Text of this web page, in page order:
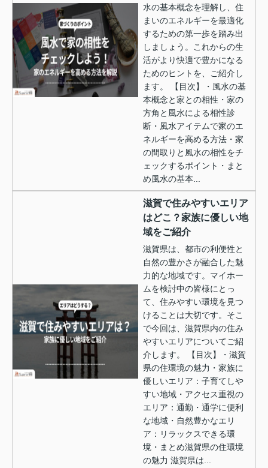
水の基本概念を理解し、住
まいのエネルギーを最適化
するための第一歩を踏み出
しましょう。これからの生
活がより快適で豊かになる
ためのヒントを、ご紹介し
ます。 【目次】・風水の基
本概念と家との相性・家の
方角と風水による相性診
断・風水アイテムで家のエ
ネルギーを高める方法・家
の間取りと風水の相性をチ
ェックするポイント・まと
め風水の基本...
滋賀で住みやすいエリア
はどこ？家族に優しい地
域をご紹介
滋賀県は、都市の利便性と
自然の豊かさが融合した魅
力的な地域です。マイホー
ムを検討中の皆様にとっ
て、住みやすい環境を見つ
けることは大切です。そこ
で今回は、滋賀県内の住み
やすいエリアについてご紹
介します。 【目次】・滋賀
県の住環境の魅力・家族に
優しいエリア：子育てしや
すい地域・アクセス重視の
エリア：通勤・通学に便利
な地域・自然豊かなエリ
ア：リラックスできる環
境・まとめ滋賀県の住環境
の魅力 滋賀県は...